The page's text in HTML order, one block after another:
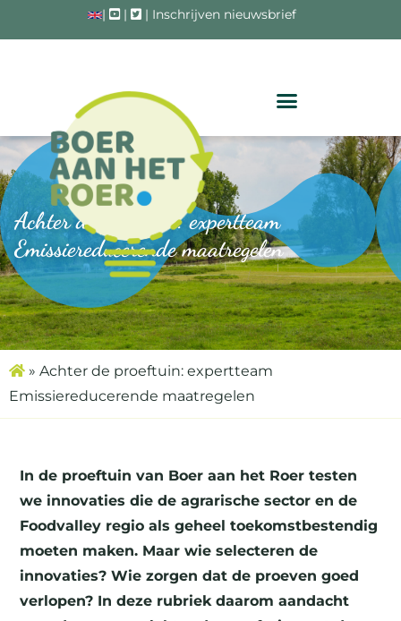
| | | Inschrijven nieuwsbrief
Achter de proeftuin: expertteam
Emissiereducerende maatregelen
» Achter de proeftuin: expertteam
Emissiereducerende maatregelen
In de proeftuin van Boer aan het Roer testen
we innovaties die de agrarische sector en de
Foodvalley regio als geheel toekomstbestendig
moeten maken. Maar wie selecteren de
innovaties? Wie zorgen dat de proeven goed
verlopen? In deze rubriek daarom aandacht